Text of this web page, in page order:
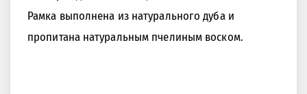
Рамка выполнена из натурального дуба и
пропитана натуральным пчелиным воском.